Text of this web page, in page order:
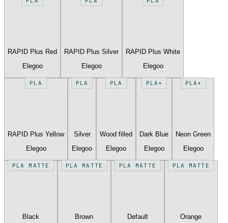
RAPID Plus Red
Elegoo
RAPID Plus Silver
Elegoo
RAPID Plus White
Elegoo
PLA
RAPID Plus Yellow
Elegoo
PLA
Silver
Elegoo
PLA
Wood filled
Elegoo
PLA+
Dark Blue
Elegoo
PLA+
Neon Green
Elegoo
PLA MATTE
Black
PLA MATTE
Brown
PLA MATTE
Default
PLA MATTE
Orange